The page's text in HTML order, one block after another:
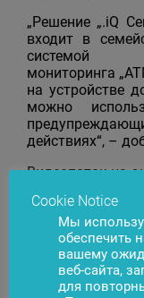
„Решение „.iQ
входит в
системой
мониторинга
на устройстве
можно
действиях“, –
Видеопоток на
сервера
постоянно
время показов,
Дистанционно
Cookie Notice
Мы
обеспечить
вашему
веб-сайта,
для